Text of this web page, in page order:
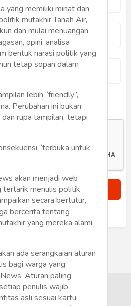
kondisi
akun? Masuk
yang memiliki minat dan
mutakhir Tanah Air,
dan mulai menuangan
opini, analisa
bentuk narasi politik yang
tetap sopan dalam
lebih “friendly”,
Perubahan ini bukan
rupa tampilan, tetapi
“terbuka untuk
akan menjadi web
menulis politik
secara bertutur,
bercerita tentang
yang mereka alami,
ada serangkaian aturan
bagi warga yang
Aturan paling
penulis wajib
asli sesuai kartu